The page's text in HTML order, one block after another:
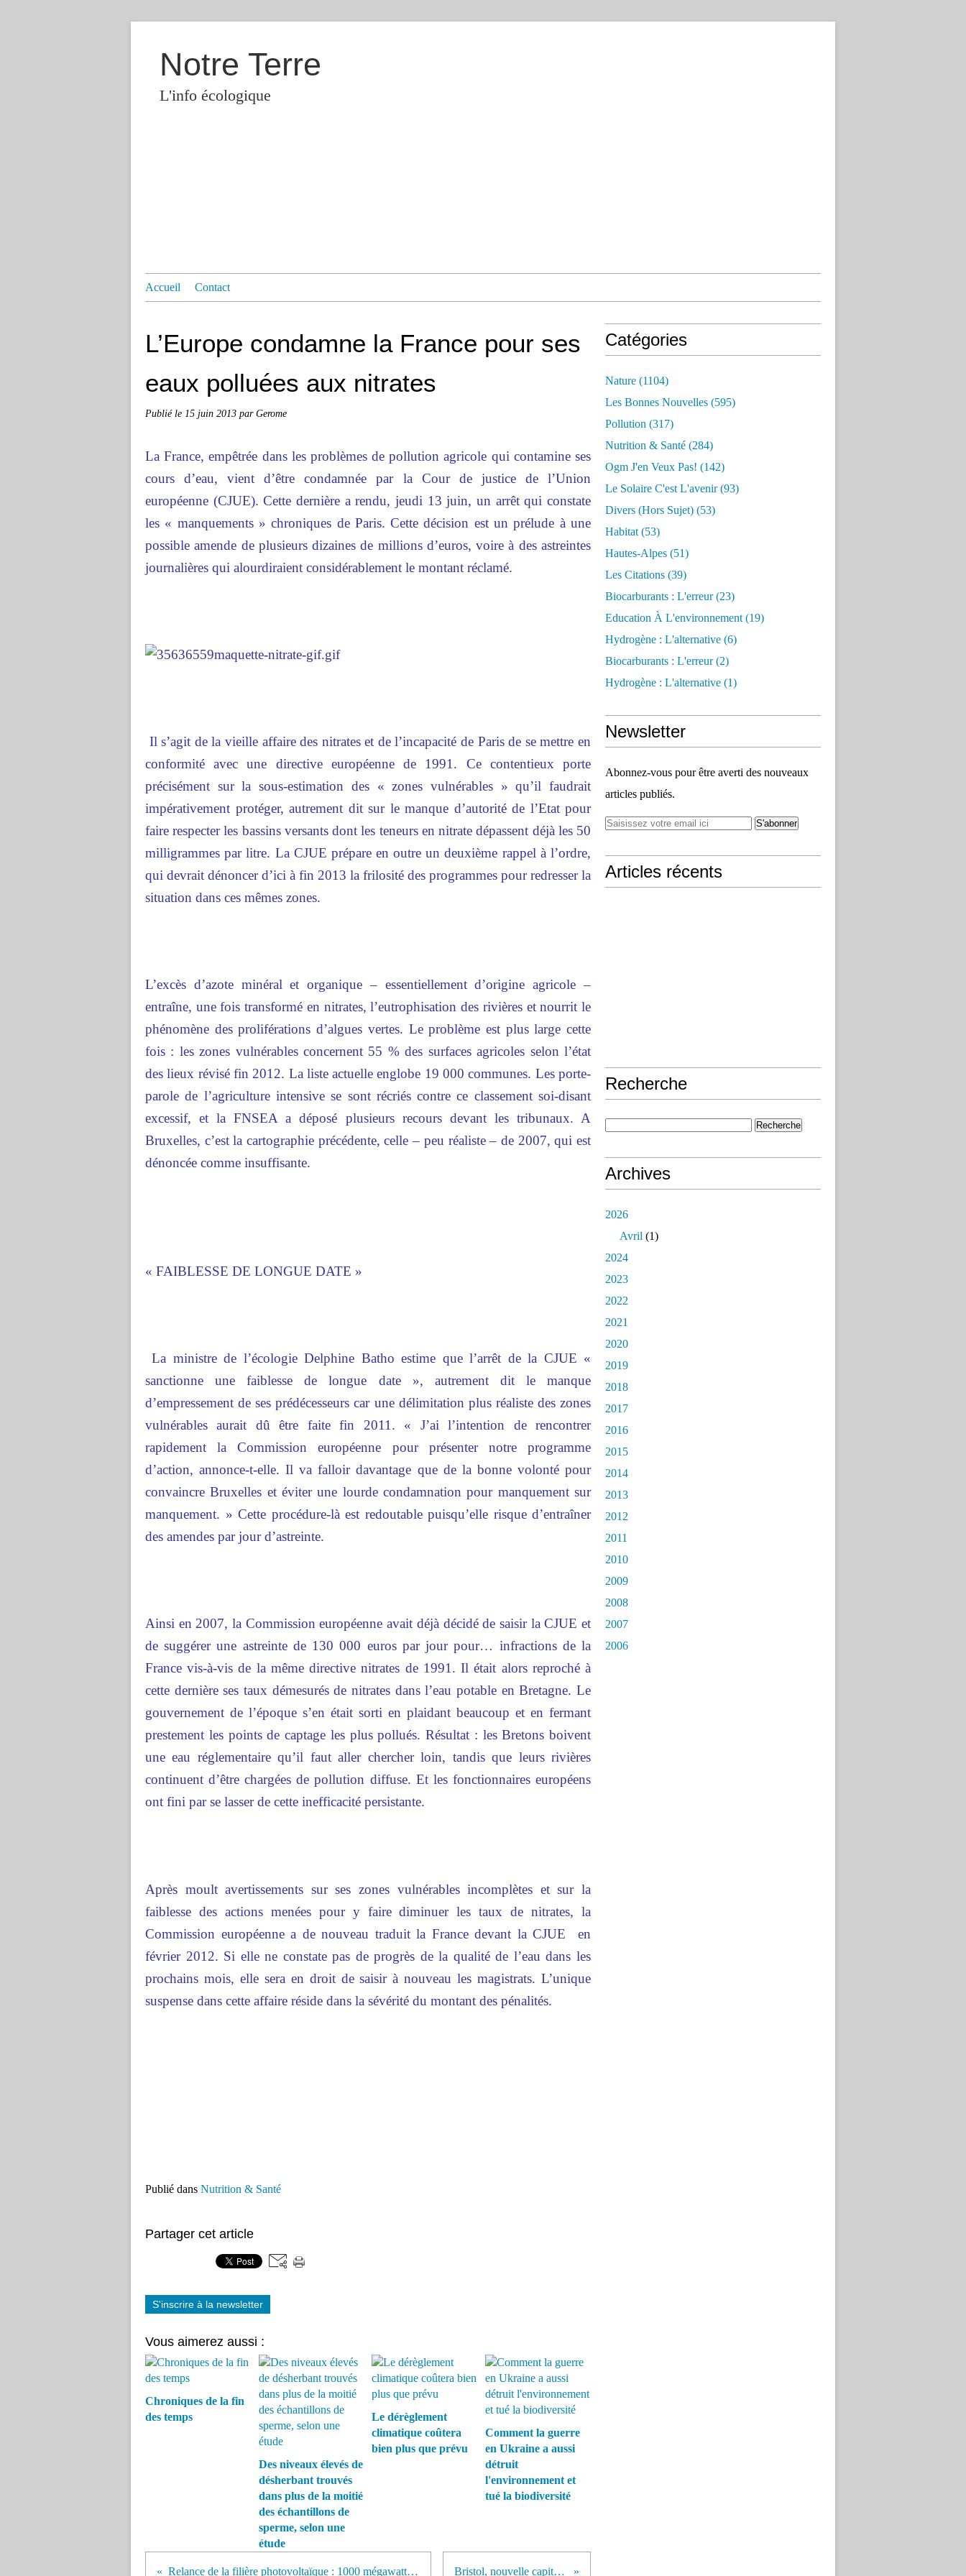
Notre Terre
L'info écologique
Accueil Contact
L’Europe condamne la France pour ses
eaux polluées aux nitrates
Publié le 15 juin 2013 par Gerome
La France, empêtrée dans les problèmes de pollution agricole qui contamine ses
cours d’eau, vient d’être condamnée par la Cour de justice de l’Union
européenne (CJUE). Cette dernière a rendu, jeudi 13 juin, un arrêt qui constate
les « manquements » chroniques de Paris. Cette décision est un prélude à une
possible amende de plusieurs dizaines de millions d’euros, voire à des astreintes
journalières qui alourdiraient considérablement le montant réclamé.
Il s’agit de la vieille affaire des nitrates et de l’incapacité de Paris de se mettre en
conformité avec une directive européenne de 1991. Ce contentieux porte
précisément sur la sous-estimation des « zones vulnérables » qu’il faudrait
impérativement protéger, autrement dit sur le manque d’autorité de l’Etat pour
faire respecter les bassins versants dont les teneurs en nitrate dépassent déjà les 50
milligrammes par litre. La CJUE prépare en outre un deuxième rappel à l’ordre,
qui devrait dénoncer d’ici à fin 2013 la frilosité des programmes pour redresser la
situation dans ces mêmes zones.
L’excès d’azote minéral et organique – essentiellement d’origine agricole –
entraîne, une fois transformé en nitrates, l’eutrophisation des rivières et nourrit le
phénomène des proliférations d’algues vertes. Le problème est plus large cette
fois : les zones vulnérables concernent 55 % des surfaces agricoles selon l’état
des lieux révisé fin 2012. La liste actuelle englobe 19 000 communes. Les porte-
parole de l’agriculture intensive se sont récriés contre ce classement soi-disant
excessif, et la FNSEA a déposé plusieurs recours devant les tribunaux. A
Bruxelles, c’est la cartographie précédente, celle – peu réaliste – de 2007, qui est
dénoncée comme insuffisante.
« FAIBLESSE DE LONGUE DATE »
La ministre de l’écologie Delphine Batho estime que l’arrêt de la CJUE «
sanctionne une faiblesse de longue date », autrement dit le manque
d’empressement de ses prédécesseurs car une délimitation plus réaliste des zones
vulnérables aurait dû être faite fin 2011. « J’ai l’intention de rencontrer
rapidement la Commission européenne pour présenter notre programme
d’action, annonce-t-elle. Il va falloir davantage que de la bonne volonté pour
convaincre Bruxelles et éviter une lourde condamnation pour manquement sur
manquement. » Cette procédure-là est redoutable puisqu’elle risque d’entraîner
des amendes par jour d’astreinte.
Ainsi en 2007, la Commission européenne avait déjà décidé de saisir la CJUE et
de suggérer une astreinte de 130 000 euros par jour pour… infractions de la
France vis-à-vis de la même directive nitrates de 1991. Il était alors reproché à
cette dernière ses taux démesurés de nitrates dans l’eau potable en Bretagne. Le
gouvernement de l’époque s’en était sorti en plaidant beaucoup et en fermant
prestement les points de captage les plus pollués. Résultat : les Bretons boivent
une eau réglementaire qu’il faut aller chercher loin, tandis que leurs rivières
continuent d’être chargées de pollution diffuse. Et les fonctionnaires européens
ont fini par se lasser de cette inefficacité persistante.
Après moult avertissements sur ses zones vulnérables incomplètes et sur la
faiblesse des actions menées pour y faire diminuer les taux de nitrates, la
Commission européenne a de nouveau traduit la France devant la CJUE en
février 2012. Si elle ne constate pas de progrès de la qualité de l’eau dans les
prochains mois, elle sera en droit de saisir à nouveau les magistrats. L’unique
suspense dans cette affaire réside dans la sévérité du montant des pénalités.
Publié dans Nutrition & Santé
Partager cet article
S'inscrire à la newsletter
Vous aimerez aussi :
Chroniques de la fin
des temps
Des niveaux élevés de
désherbant trouvés
dans plus de la moitié
des échantillons de
sperme, selon une
étude
Le dérèglement
climatique coûtera
bien plus que prévu
Comment la guerre
en Ukraine a aussi
détruit
l'environnement et
tué la biodiversité
Relance de la filière photovoltaïque : 1000 mégawatts de projets solaires en France dès 2013 Bristol, nouvelle capitale verte de l'Europe
Catégories
Nature (1104)
Les Bonnes Nouvelles (595)
Pollution (317)
Nutrition & Santé (284)
Ogm J'en Veux Pas! (142)
Le Solaire C'est L'avenir(93)
Divers (hors Sujet) (53)
Habitat (53)
Hautes-Alpes (51)
Les Citations (39)
Biocarburants : L'erreur(23)
Education À L'environnement (19)
Hydrogène : L'alternative (6)
Biocarburants : L'erreur(2)
Hydrogène : L'alternative (1)
Newsletter
Abonnez-vous pour être averti des nouveaux
articles publiés.
Articles récents
Recherche
Archives
2026
Avril (1)
2024
2023
2022
2021
2020
2019
2018
2017
2016
2015
2014
2013
2012
2011
2010
2009
2008
2007
2006